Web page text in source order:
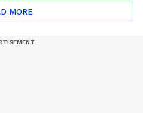
ശക്തമാകുന്നു
MORE